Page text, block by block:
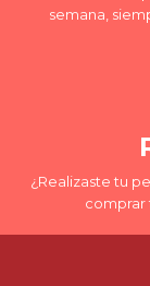
semana,
¿Realizaste tu
comprar